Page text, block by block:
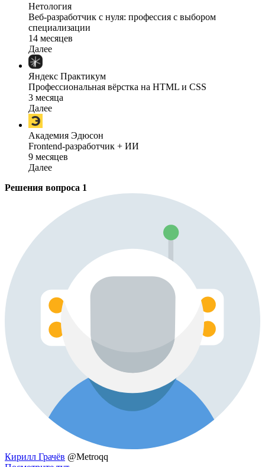
Нетология
Веб-разработчик с нуля: профессия с выбором
специализации
14 месяцев
Далее
Яндекс Практикум
Профессиональная вёрстка на HTML и CSS
3 месяца
Далее
Академия Эдюсон
Frontend-разработчик + ИИ
9 месяцев
Далее
Решения вопроса 1
Кирилл Грачёв @Metroqq